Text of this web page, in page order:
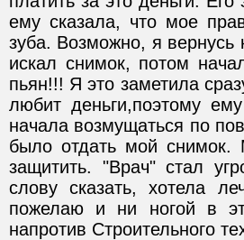
ему сказала, что мое
зуба. Возможно, я
искал снимок, потом
пьян!!! Я это заметила
любит деньги,поэтому
начала возмущаться по
было отдать мой
защитить. "Врач" стал
слову сказать, хотела
пожелаю и ни ногой в
напротив Строительного